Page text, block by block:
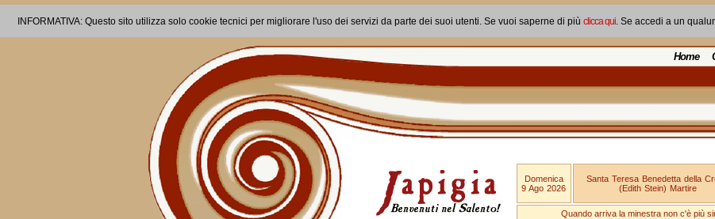
INFORMATIVA: Questo sito utilizza solo cookie tecnici per migliorare l'uso dei servizi da parte dei suoi utenti. Se vuoi saperne di più clicca qui. Se accedi a un
Home
Domenica
9 Ago 2026
Santa Teresa Benedetta della
(Edith Stein) Martire
Quando arriva la minestra non c'è più